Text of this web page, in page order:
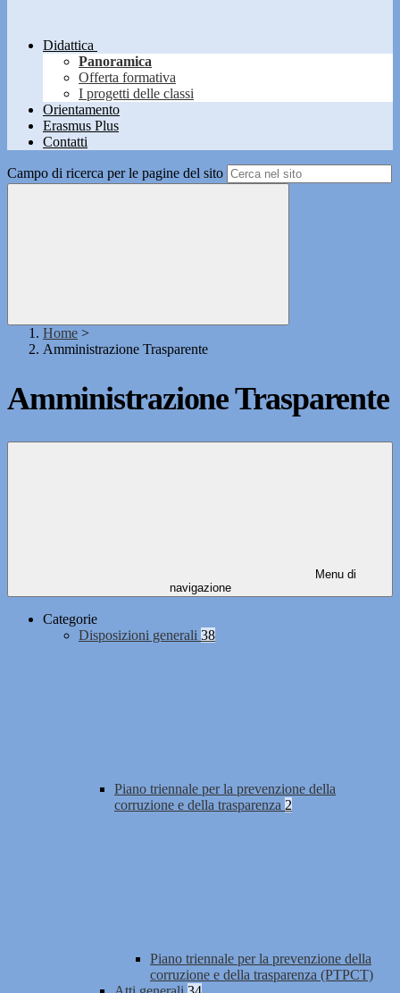
Didattica
Panoramica
Offerta formativa
I progetti delle classi
Orientamento
Erasmus Plus
Contatti
Campo di ricerca per le pagine del sito
Home >
Amministrazione Trasparente
Amministrazione Trasparente
Menu di
navigazione
Categorie
Disposizioni generali 38
Piano triennale per la prevenzione della
corruzione e della trasparenza 2
Piano triennale per la prevenzione della
corruzione e della trasparenza (PTPCT)